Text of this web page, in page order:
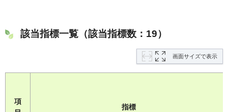
該当指標一覧（該当指標数：19）
画面サイズで表示
項
指標